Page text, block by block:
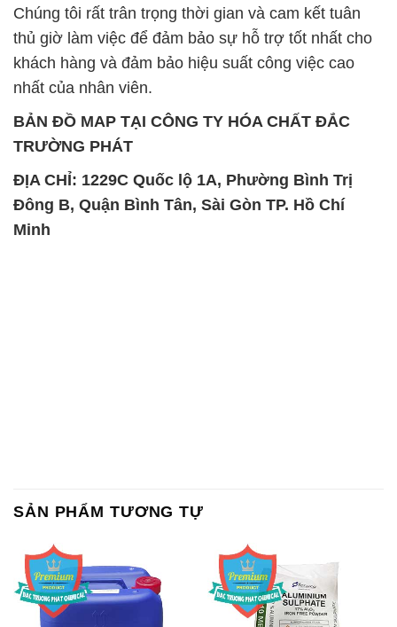
BẢN ĐỒ MAP TẠI CÔNG TY HÓA CHẤT ĐẮC
TRƯỜNG PHÁT
ĐỊA CHỈ: 1229C Quốc lộ 1A, Phường Bình Trị
Đông B, Quận Bình Tân, Sài Gòn TP. Hồ Chí
Minh